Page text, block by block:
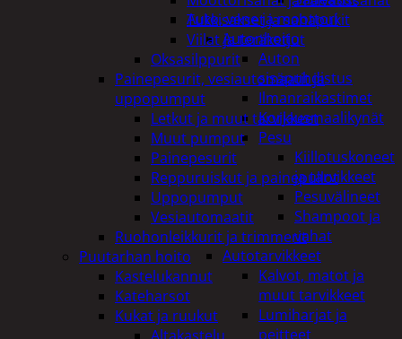
Auto, vene ja moottori
Autonhoito
Auton
sisäpuhdistus
Ilmanraikastimet
Korjausmaalikynät
Pesu
Kiillotuskoneet
ja tarvikkeet
Pesuvälineet
Shampoot ja
vahat
Autotarvikkeet
Kalvot, matot ja
muut tarvikkeet
Lumiharjat ja
peitteet
Tukkisakset ja sahapukit
Viilat ja teräketjut
Oksasilppurit
Painepesurit, vesiautomaatit ja
uppopumput
Letkut ja muut tarvikkeet
Muut pumput
Painepesurit
Reppuruiskut ja painepullot
Uppopumput
Vesiautomaatit
Ruohonleikkurit ja trimmerit
Puutarhan hoito
Kastelukannut
Kateharsot
Kukat ja ruukut